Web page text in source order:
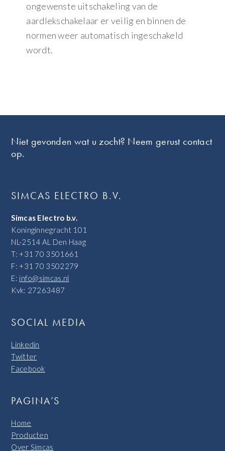
ongewenste uitschakeling van de
aardlekschakelaar er veilig en binnen de
normen weer automatisch ingeschakeld
wordt.
Niet gevonden wat u zocht? Neem gerust contact
op.
SIMCAS ELECTRO B.V.
Simcas Electro b.v.
Koninginnegracht 101
NL-2514 AL Den Haag
T: +31 70 3501661
F: +31 70 3502279
E: info@simcas.nl
Kvk: 27263487
SOCIAL MEDIA
Linkedin
Twitter
Facebook
PAGINA’S
Home
Producten
Over Simcas